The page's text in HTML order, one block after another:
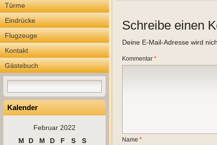
Türme
Eindrücke
Flugzeuge
Kontakt
Gästebuch
Kalender
Februar 2022
M
D M D F S
S
Schreibe einen
Deine E-Mail-Adresse wird
Kommentar *
Name *